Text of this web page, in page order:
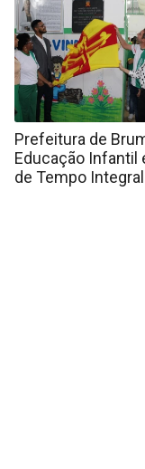
Prefeitura de
Educação Infantil
de Tempo Integral